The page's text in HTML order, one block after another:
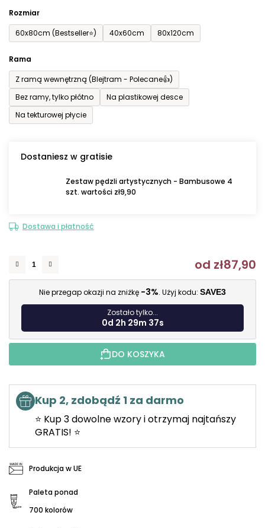
Rozmiar
60x80cm (Bestseller⭐)
40x60cm 80x120cm
Rama
Z ramą wewnętrzną (Blejtram - Polecane👍)
Bez ramy, tylko płótno
Na plastikowej desce
Na tekturowej płycie
Dostaniesz w gratisie
Zestaw pędzli artystycznych - Bambusowe 4
szt. wartości zł9,90
Dostawa i płatność
od zł87,90
Nie przegap okazji na zniżkę -3%. Użyj kodu: SAVE3
Zostało tylko...
0d 2h 29m 36s
DO KOSZYKA
Kup 2, zdobądź 1 za darmo
⭐ Kup 3 dowolne wzory i otrzymaj najtańszy
GRATIS! ⭐
Produkcja w UE
Paleta ponad
700 kolorów